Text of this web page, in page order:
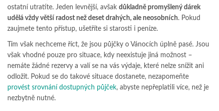
ostatní utratíte. Jeden levnější, avšak důkladně promyšlený dárek
udělá vždy větší radost než deset drahých, ale neosobních. Pokud
zaujmete tento přístup, ušetříte si starosti i peníze.
Tím však nechceme říct, že jsou půjčky o Vánocích úplně pasé. Jsou
však vhodné pouze pro situace, kdy neexistuje jiná možnost –
nemáte žádné rezervy a valí se na vás výdaje, které nelze snížit ani
odložit. Pokud se do takové situace dostanete, nezapomeňte
provést srovnání dostupných půjček, abyste nepřeplatili více, než je
nezbytně nutné.